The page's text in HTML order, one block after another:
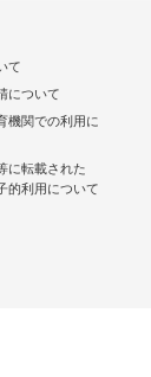
て
について
機関での利用に
に転載された
的利用について